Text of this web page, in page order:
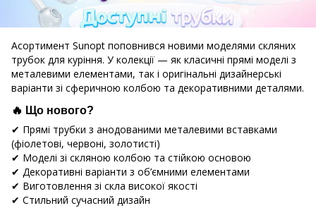
Асортимент Sunopt поповнився новими моделями скляних
трубок для куріння. У колекції — як класичні прямі моделі з
металевими елементами, так і оригінальні дизайнерські
варіанти зі сферичною колбою та декоративними деталями.
🔥 Що нового?
✔ Прямі трубки з анодованими металевими вставками
(фіолетові, червоні, золотисті)
✔ Моделі зі скляною колбою та стійкою основою
✔ Декоративні варіанти з об’ємними елементами
✔ Виготовлення зі скла високої якості
✔ Стильний сучасний дизайн